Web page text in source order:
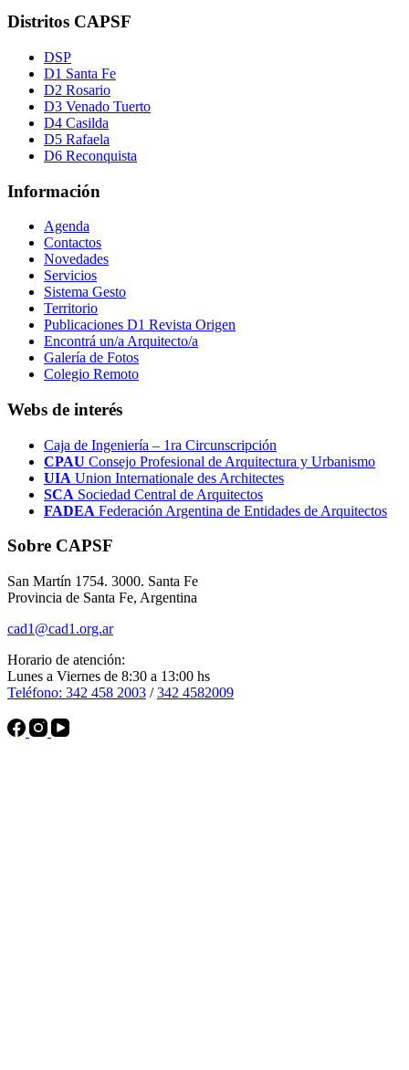
Distritos CAPSF
DSP
D1 Santa Fe
D2 Rosario
D3 Venado Tuerto
D4 Casilda
D5 Rafaela
D6 Reconquista
Información
Agenda
Contactos
Novedades
Servicios
Sistema Gesto
Territorio
Publicaciones D1 Revista Origen
Encontrá un/a Arquitecto/a
Galería de Fotos
Colegio Remoto
Webs de interés
Caja de Ingeniería – 1ra Circunscripción
CPAU Consejo Profesional de Arquitectura y Urbanismo
UIA Union Internationale des Architectes
SCA Sociedad Central de Arquitectos
FADEA Federación Argentina de Entidades de Arquitectos
Sobre CAPSF
San Martín 1754. 3000. Santa Fe
Provincia de Santa Fe, Argentina
cad1@cad1.org.ar
Horario de atención:
Lunes a Viernes de 8:30 a 13:00 hs
Teléfono: 342 458 2003 /342 4582009